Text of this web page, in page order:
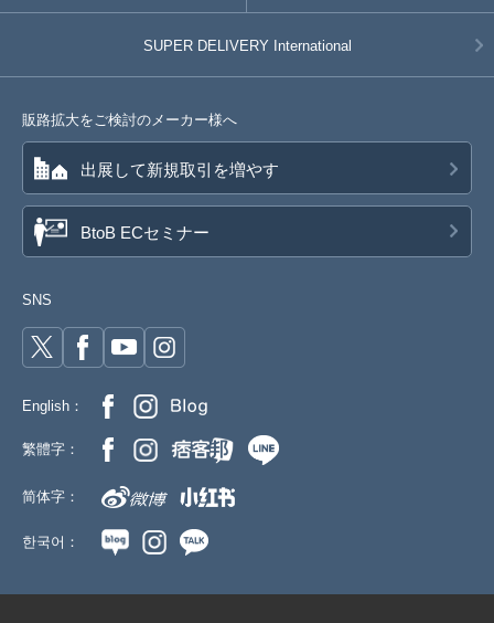
SUPER DELIVERY International
販路拡大をご検討のメーカー様へ
出展して新規取引を増やす
BtoB ECセミナー
SNS
English：
繁體字：
简体字：
한국어：